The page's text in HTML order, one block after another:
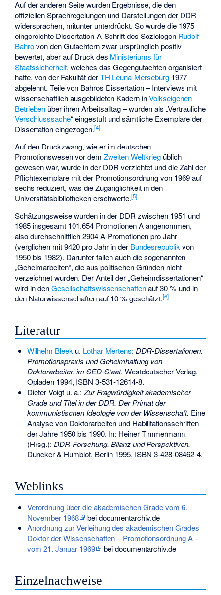
Auf der anderen Seite wurden Ergebnisse, die den
offiziellen Sprachregelungen und Darstellungen der DDR
widersprachen, mitunter unterdrückt. So wurde die 1975
eingereichte Dissertation-A-Schrift des Soziologen Rudolf
Bahrovon den Gutachtern zwar ursprünglich positiv
bewertet, aber auf Druck des Ministeriums für
Staatssicherheit, welches das Gegengutachten organisiert
hatte, von der Fakultät derTH Leuna-Merseburg 1977
abgelehnt. Teile von Bahros Dissertation – Interviews mit
wissenschaftlich ausgebildeten Kadern inVolkseigenen
Betrieben über ihren Arbeitsalltag – wurden als „Vertrauliche
Verschlusssache“ eingestuft und sämtliche Exemplare der
Dissertation eingezogen.[4]
Auf den Druckzwang, wie er im deutschen
Promotionswesen vor demZweiten Weltkrieg üblich
gewesen war, wurde in der DDR verzichtet und die Zahl der
Pflichtexemplare mit der Promotionsordnung von 1969 auf
sechs reduziert, was die Zugänglichkeit in den
Universitätsbibliotheken erschwerte.[5]
Schätzungsweise wurden in der DDR zwischen 1951 und
1985 insgesamt 101.654 Promotionen A angenommen,
also durchschnittlich 2904 A-Promotionen pro Jahr
(verglichen mit 9420 pro Jahr in der Bundesrepublik von
1950 bis 1982). Darunter fallen auch die sogenannten
„Geheimarbeiten“, die aus politischen Gründen nicht
verzeichnet wurden. Der Anteil der „Geheimdissertationen“
wird in denGesellschaftswissenschaftenauf 30 % und in
den Naturwissenschaften auf 10 % geschätzt.[6]
Literatur
Wilhelm Bleeku. Lothar Mertens: DDR-Dissertationen.
Promotionspraxis und Geheimhaltung von
Doktorarbeiten im SED-Staat. Westdeutscher Verlag,
Opladen 1994, ISBN 3-531-12614-8.
Dieter Voigt u. a.:Zur Fragwürdigkeit akademischer
Grade und Titel in der DDR. Der Primat der
kommunistischen Ideologie von der Wissenschaft. Eine
Analyse von Doktorarbeiten und Habilitationsschriften
der Jahre 1950 bis 1990. In: Heiner Timmermann
(Hrsg.): DDR-Forschung. Bilanz und Perspektiven.
Duncker & Humblot, Berlin 1995, ISBN 3-428-08462-4.
Weblinks
Verordnung über die akademischen Grade vom 6.
November 1968
bei documentarchiv.de
Anordnung zur Verleihung des akademischen Grades
Doktor der Wissenschaften – Promotionsordnung A –
vom 21. Januar 1969
bei documentarchiv.de
Einzelnachweise